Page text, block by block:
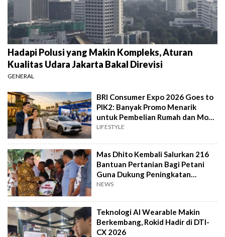
Hadapi Polusi yang Makin Kompleks, Aturan
Kualitas Udara Jakarta Bakal Direvisi
GENERAL
BRI Consumer Expo 2026 Goes to
PIK2: Banyak Promo Menarik
untuk Pembelian Rumah dan Mobil
Baru
LIFESTYLE
Mas Dhito Kembali Salurkan 216
Bantuan Pertanian Bagi Petani
Guna Dukung Peningkatan
Produksi
NEWS
Teknologi AI Wearable Makin
Berkembang, Rokid Hadir di DTI-
CX 2026